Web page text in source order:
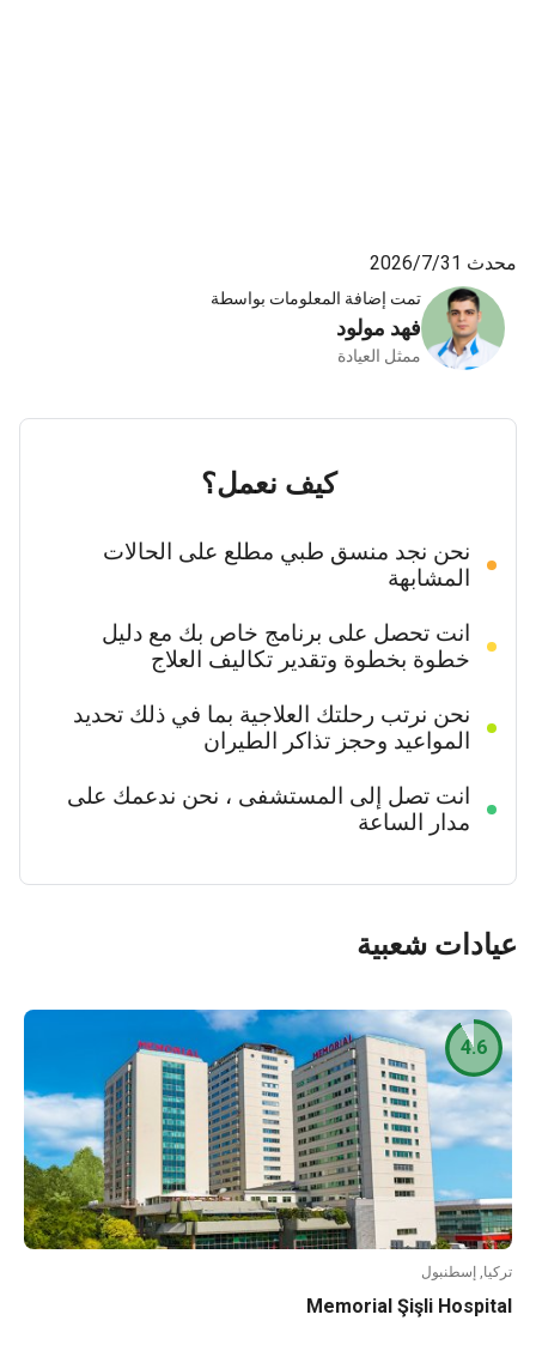
تمت إضافة المعلومات بواسطة
فهد مولود
ممثل العيادة
محدث 31‏/7‏/2026
كيف نعمل؟
نحن نجد منسق طبي مطلع على الحالات
المشابهة
انت تحصل على برنامج خاص بك مع دليل
خطوة بخطوة وتقدير تكاليف العلاج
نحن نرتب رحلتك العلاجية بما في ذلك تحديد
المواعيد وحجز تذاكر الطيران
انت تصل إلى المستشفى ، نحن ندعمك على
مدار الساعة
عيادات شعبية
تركيا, إسطنبول
Memorial Şişli Hospital
4.6